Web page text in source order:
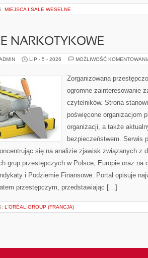
MIEJSCA I SALE WESELNE
NARKOTYKOWE
LIP - 5 - 2026 MOŻLIWOŚĆ
Zorganizowana
ogromne zainteresowanie
czytelników. Strona
poświęcone organizacjom
organizacji, a także
bezpieczeństwem. Serwis
się na analizie zjawisk związanych z
grup przestępczych w Polsce, Europie oraz na
i Podziemie Finansowe. Portal opisuje
przestępczym, przedstawiając […]
L'ORÉAL GROUP (FRANCJA)